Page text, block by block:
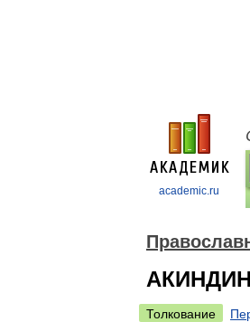
academic.ru
АКИНДИН
Толкование